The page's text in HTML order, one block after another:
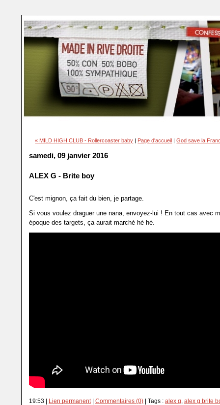
« MILD HIGH CLUB - Rollercoaster baby | Page d'accueil |God save la
samedi, 09 janvier 2016
ALEX G - Brite boy
C'est mignon, ça fait du bien, je partage.
Si vous voulez draguer une nana, envoyez-lui ! En tout cas avec
époque des targets, ça aurait marché hé hé.
19:53 | Lien permanent| Commentaires (0) | Tags : alex g, alex g brite